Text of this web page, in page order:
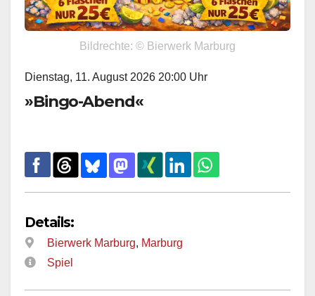
Bildrechte: © Bierwerk Marburg
Dienstag, 11. August 2026 20:00 Uhr
»Bingo-Abend«
Details:
Bierwerk Marburg, Marburg
Spiel